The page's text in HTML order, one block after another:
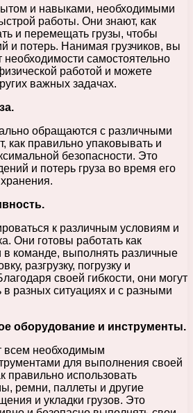
и навыками, необходимыми
работы. Они знают, как
и перемещать грузы, чтобы
и потерь. Нанимая грузчиков, вы
необходимости самостоятельно
работой и можете
важных задачах.
обращаются с различными
как правильно упаковывать и
безопасности. Это
и потерь груза во время его
к различным условиям и
Они готовы работать как
в команде, выполнять различные
разгрузку, погрузку и
своей гибкости, они могут
разных ситуациях и с разными
оборудование и инструменты.
всем необходимым
для выполнения своей
правильно использовать
ремни, паллеты и другие
и укладки грузов. Это